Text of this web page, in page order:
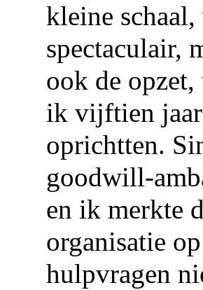
kleine
spectaculair,
ook de opzet,
ik vijftien
oprichtten.
goodwill-
en ik merkte
organisatie
hulpvragen